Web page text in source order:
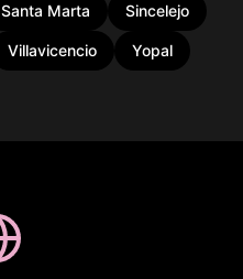
Santa Marta Sincelejo
Villavicencio Yopal